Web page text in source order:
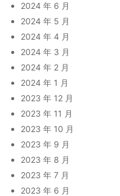
2024 年 6 月
2024 年 5 月
2024 年 4 月
2024 年 3 月
2024 年 2 月
2024 年 1 月
2023 年 12 月
2023 年 11 月
2023 年 10 月
2023 年 9 月
2023 年 8 月
2023 年 7 月
2023 年 6 月